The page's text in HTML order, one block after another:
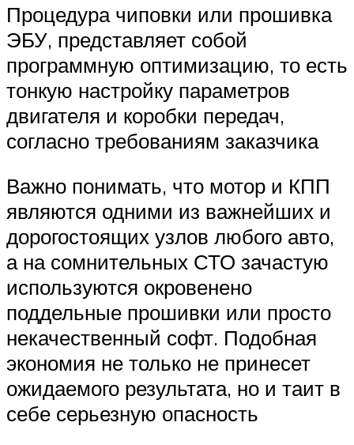
Процедура чиповки или прошивка
ЭБУ, представляет собой
программную оптимизацию, то есть
тонкую настройку параметров
двигателя и коробки передач,
согласно требованиям заказчика
Важно понимать, что мотор и КПП
являются одними из важнейших и
дорогостоящих узлов любого авто,
а на сомнительных СТО зачастую
используются окровенено
поддельные прошивки или просто
некачественный софт. Подобная
экономия не только не принесет
ожидаемого результата, но и таит в
себе серьезную опасность